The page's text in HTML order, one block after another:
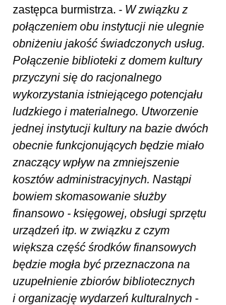
zastępca burmistrza. - W związku z
połączeniem obu instytucji nie ulegnie
obniżeniu jakość świadczonych usług.
Połączenie biblioteki z domem kultury
przyczyni się do racjonalnego
wykorzystania istniejącego potencjału
ludzkiego i materialnego. Utworzenie
jednej instytucji kultury na bazie dwóch
obecnie funkcjonujących będzie miało
znaczący wpływ na zmniejszenie
kosztów administracyjnych. Nastąpi
bowiem skomasowanie służby
finansowo - księgowej, obsługi sprzętu
urządzeń itp. w związku z czym
większa część środków finansowych
będzie mogła być przeznaczona na
uzupełnienie zbiorów bibliotecznych
i organizację wydarzeń kulturalnych -